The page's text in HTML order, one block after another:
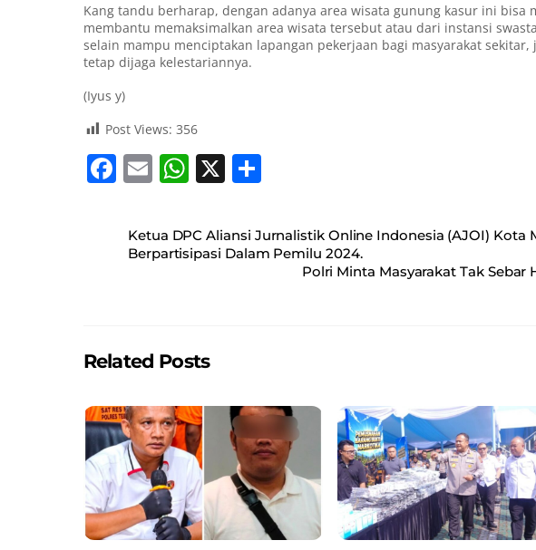
Kang tandu berharap, dengan adanya area wisata gunung kasur ini bisa
membantu memaksimalkan area wisata tersebut atau dari instansi
selain mampu menciptakan lapangan pekerjaan bagi masyarakat
tetap dijaga kelestariannya.
(Iyus y)
Post Views: 356
F
c
e
k
E
ai
l
W
at
s
X
ar
e
Ketua DPC Aliansi Jurnalistik Online Indonesia (AJOI) Kota
Berpartisipasi Dalam Pemilu 2024.
Polri Minta Masyarakat Tak Sebar
Related Posts